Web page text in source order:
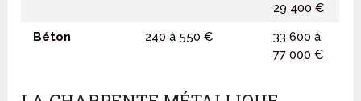
29 400 €
Béton
240 à 550 €
33 600 à
77 000 €